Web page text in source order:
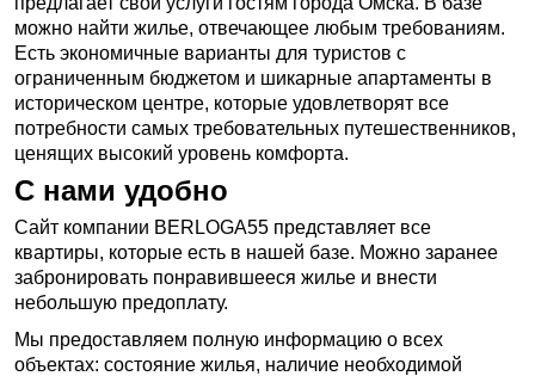
можно найти жилье, отвечающее любым требованиям.
Есть экономичные варианты для туристов с
ограниченным бюджетом и шикарные апартаменты в
историческом центре, которые удовлетворят все
потребности самых требовательных путешественников,
ценящих высокий уровень комфорта.
С нами удобно
Сайт компании BERLOGA55 представляет все
квартиры, которые есть в нашей базе. Можно заранее
забронировать понравившееся жилье и внести
небольшую предоплату.
Мы предоставляем полную информацию о всех
объектах: состояние жилья, наличие необходимой